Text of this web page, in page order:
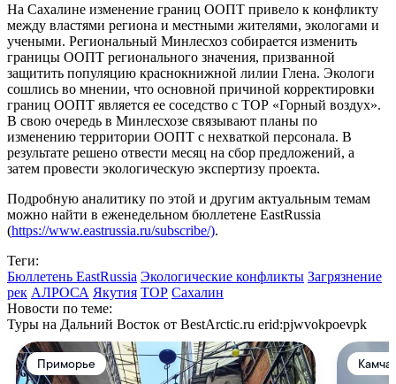
На Сахалине изменение границ ООПТ привело к конфликту
между властями региона и местными жителями, экологами и
учеными. Региональный Минлесхоз собирается изменить
границы ООПТ регионального значения, призванной
защитить популяцию краснокнижной лилии Глена. Экологи
сошлись во мнении, что основной причиной корректировки
границ ООПТ является ее соседство с ТОР «Горный воздух».
В свою очередь в Минлесхозе связывают планы по
изменению территории ООПТ с нехваткой персонала. В
результате решено отвести месяц на сбор предложений, а
затем провести экологическую экспертизу проекта.
Подробную аналитику по этой и другим актуальным темам
можно найти в еженедельном бюллетене EastRussia
(https://www.eastrussia.ru/subscribe/).
Теги:
Бюллетень EastRussia Экологические конфликты Загрязнение
рек АЛРОСА Якутия ТОР Сахалин
Новости по теме:
Туры на Дальний Восток от BestArctic.ru erid:pjwvokpoevpk